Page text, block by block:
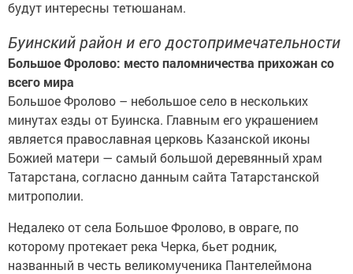
будут интересны тетюшанам.
Буинский район и его достопримечательности
Большое Фролово: место паломничества прихожан со
всего мира
Большое Фролово – небольшое село в нескольких
минутах езды от Буинска. Главным его украшением
является православная церковь Казанской иконы
Божией матери — самый большой деревянный храм
Татарстана, согласно данным сайта Татарстанской
митрополии.
Недалеко от села Большое Фролово, в овраге, по
которому протекает река Черка, бьет родник,
названный в честь великомученика Пантелеймона